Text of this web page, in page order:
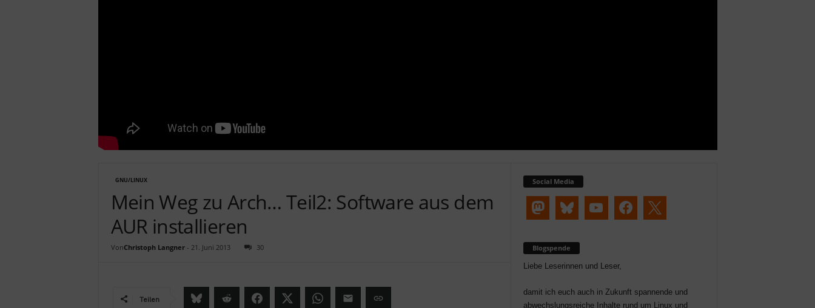
GNU/LINUX
Mein Weg zu Arch… Teil2: Software aus dem
AUR installieren
VonChristoph Langner- 21. Juni 2013 30
Teilen
Social Media
Blogspende
Liebe Leserinnen und Leser,
damit ich euch auch in Zukunft spannende und
abwechslungsreiche Inhalte rund um Linux und